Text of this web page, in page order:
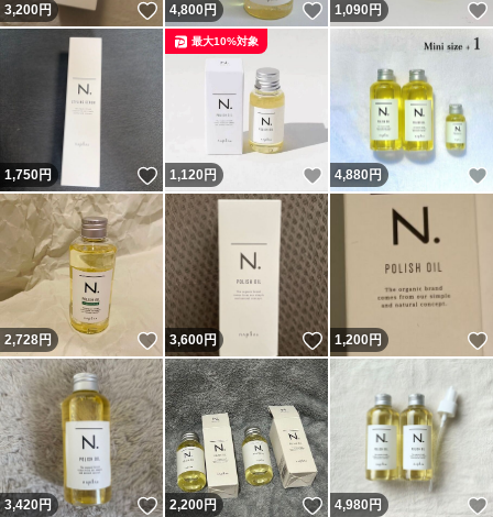
3,200円 いいね！
4,800円 いいね！
1,090円
1,750円 いいね！
1,120 円 いいね！
最大10%対象
4,880円
2,728円 いいね！
3,600円 いいね！
1,200円
3,420円 いいね！
2,200円 いいね！
4,980円